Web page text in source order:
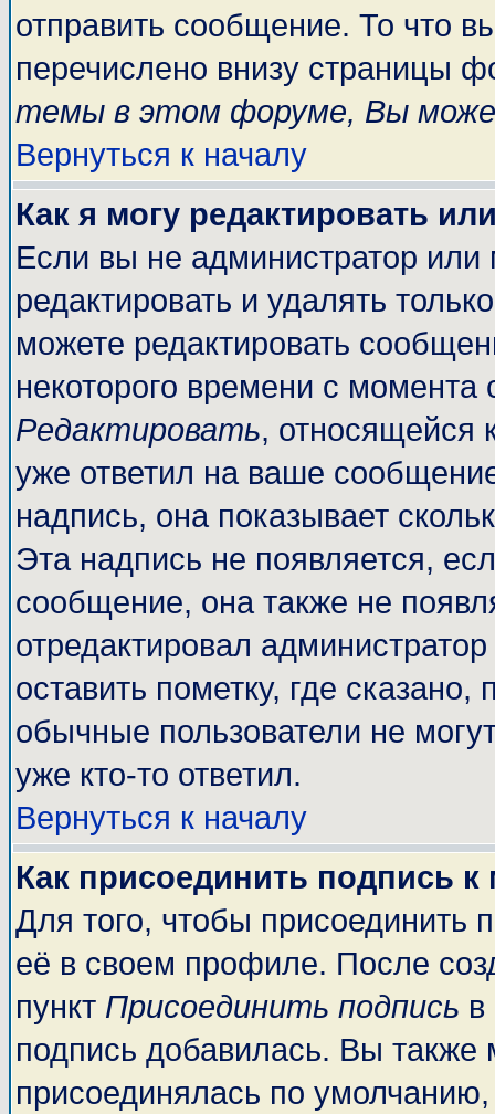
отправить сообщение. То что
перечислено внизу страницы
темы в этом форуме, Вы
Вернуться к началу
Как я могу редактировать
Если вы не администратор
редактировать и удалять
можете редактировать
некоторого времени с
Редактировать, относящейся
уже ответил на ваше
надпись, она показывает
Эта надпись не появляется,
сообщение, она также не
отредактировал
оставить пометку, где
обычные пользователи не
уже кто-то ответил.
Вернуться к началу
Как присоединить подпись
Для того, чтобы присоединить
её в своем профиле. После
пункт Присоединить подпись
подпись добавилась. Вы также
присоединялась по